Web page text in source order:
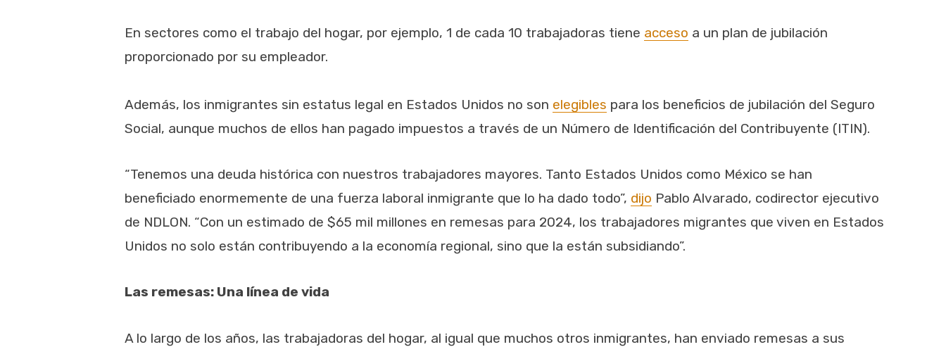
En sectores como el trabajo del hogar, por ejemplo, 1 de cada 10 trabajadoras tiene acceso a un plan de jubilación
proporcionado por su empleador.
Además, los inmigrantes sin estatus legal en Estados Unidos no son elegibles para los beneficios de jubilación del Seguro
Social, aunque muchos de ellos han pagado impuestos a través de un Número de Identificación del Contribuyente (ITIN).
“Tenemos una deuda histórica con nuestros trabajadores mayores. Tanto Estados Unidos como México se han
beneficiado enormemente de una fuerza laboral inmigrante que lo ha dado todo”, dijo Pablo Alvarado, codirector ejecutivo
de NDLON. “Con un estimado de $65 mil millones en remesas para 2024, los trabajadores migrantes que viven en Estados
Unidos no solo están contribuyendo a la economía regional, sino que la están subsidiando”.
Las remesas: Una línea de vida
A lo largo de los años, las trabajadoras del hogar, al igual que muchos otros inmigrantes, han enviado remesas a sus